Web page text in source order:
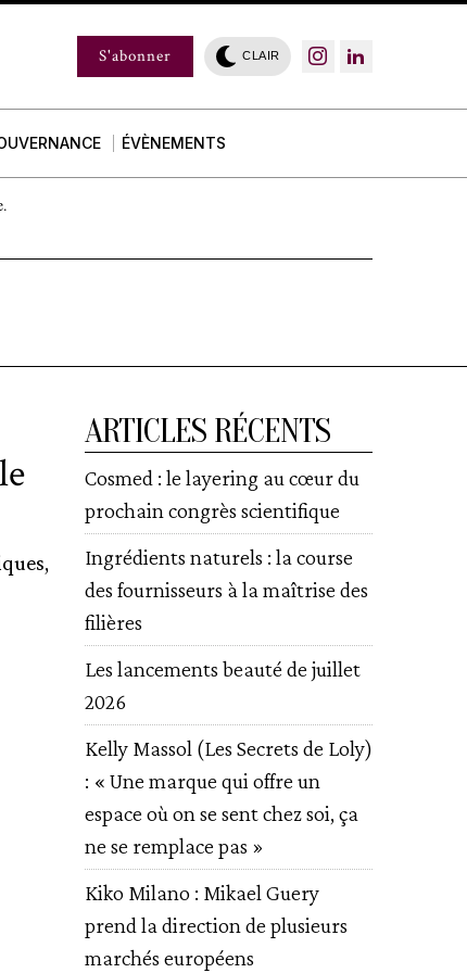
S'abonner CLAIR
ÉVÈNEMENTS
ARTICLES RÉCENTS
Cosmed : le layering au cœur du
prochain congrès scientifique
Ingrédients naturels : la course
des fournisseurs à la maîtrise des
filières
Les lancements beauté de juillet
2026
Kelly Massol (Les Secrets de Loly)
: « Une marque qui offre un
espace où on se sent chez soi, ça
ne se remplace pas »
Kiko Milano : Mikael Guery
prend la direction de plusieurs
marchés européens